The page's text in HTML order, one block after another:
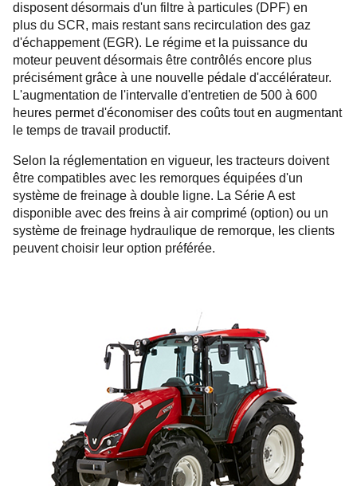
disposent désormais d'un filtre à particules (DPF) en
plus du SCR, mais restant sans recirculation des gaz
d'échappement (EGR). Le régime et la puissance du
moteur peuvent désormais être contrôlés encore plus
précisément grâce à une nouvelle pédale d'accélérateur.
L'augmentation de l'intervalle d'entretien de 500 à 600
heures permet d'économiser des coûts tout en augmentant
le temps de travail productif.
Selon la réglementation en vigueur, les tracteurs doivent
être compatibles avec les remorques équipées d'un
système de freinage à double ligne. La Série A est
disponible avec des freins à air comprimé (option) ou un
système de freinage hydraulique de remorque, les clients
peuvent choisir leur option préférée.